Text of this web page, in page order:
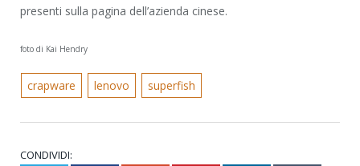
presenti sulla pagina dell’azienda cinese.
foto di Kai Hendry
crapware lenovo superfish
CONDIVIDI: